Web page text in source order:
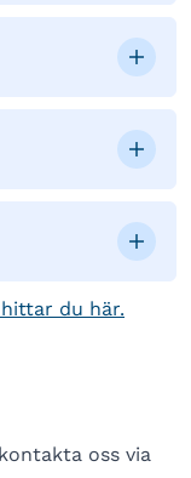
du här.
oss via